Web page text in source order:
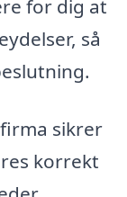
for dig at
så
sikrer
korrekt